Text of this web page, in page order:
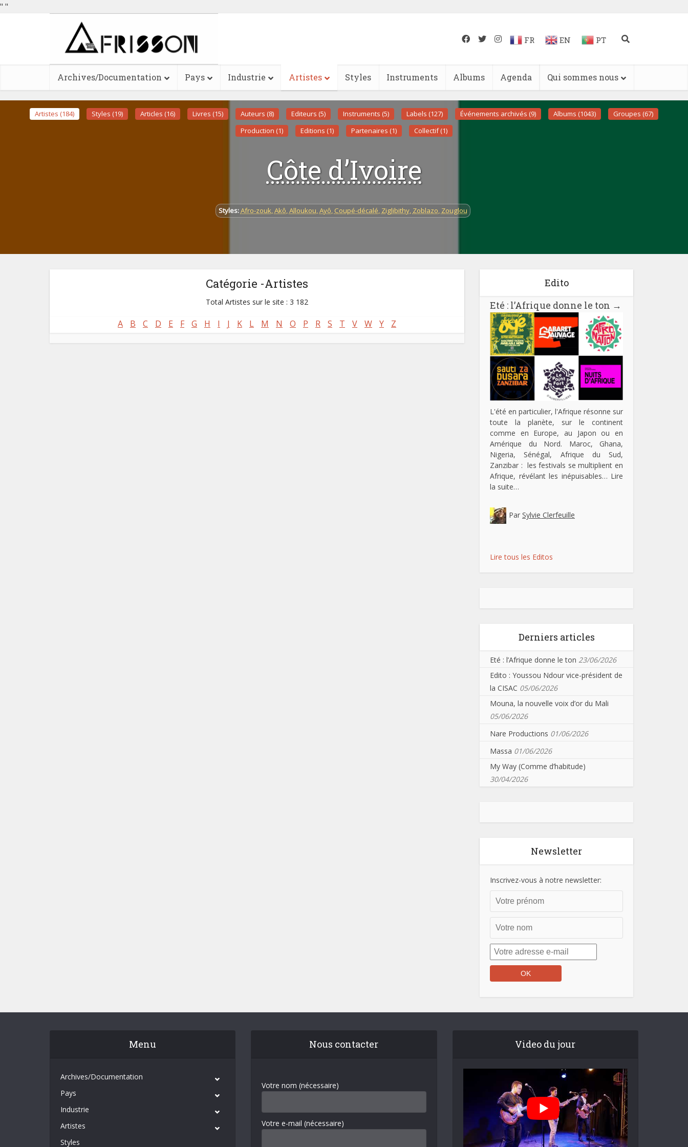
" "
FR EN PT
Archives/Documentation Pays Industrie Artistes Styles Instruments Albums Agenda Qui sommes nous
Artistes (184) Styles (19) Articles (16) Livres (15) Auteurs (8) Editeurs (5) Instruments (5) Labels (127) Événements archivés (9) Albums (1043)
Groupes (67)
Production (1)
Editions (1) Partenaires (1) Collectif (1)
Côte d’Ivoire
Styles:Afro-zouk,Akô,Alloukou,Ayô, Coupé-décalé, Ziglibithy, Zoblazo, Zouglou
Catégorie -Artistes
Total Artistes sur le site : 3 182
A B C D E F G H I J K L M N O P R S T V W Y Z
Edito
Eté : l’Afrique donne le ton →
L'été en particulier, l'Afrique résonne sur
toute la planète, sur le continent
comme en Europe, au Japon ou en
Amérique du Nord. Maroc, Ghana,
Nigeria, Sénégal, Afrique du Sud,
Zanzibar : les festivals se multiplient en
Afrique, révélant les inépuisables… Lire
la suite…
Par Sylvie Clerfeuille
Lire tous les Editos
Derniers articles
Eté : l’Afrique donne le ton 23/06/2026
Edito : Youssou Ndour vice-président de
la CISAC 05/06/2026
Mouna, la nouvelle voix d’or du Mali
05/06/2026
Nare Productions 01/06/2026
Massa 01/06/2026
My Way (Comme d’habitude)
30/04/2026
Newsletter
Inscrivez-vous à notre newsletter:
Menu
Archives/Documentation
Pays
Industrie
Artistes
Styles
Nous contacter
Votre nom (nécessaire)
Votre e-mail (nécessaire)
Video du jour